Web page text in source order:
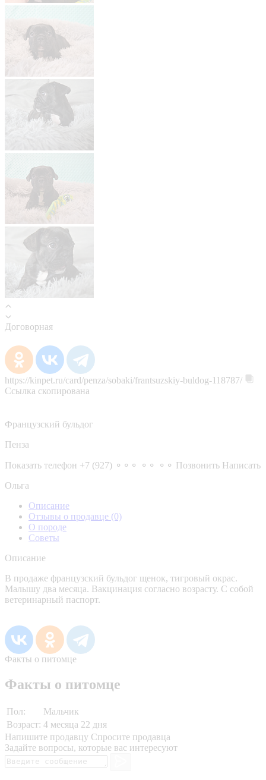
Договорная
https://kinpet.ru/card/penza/sobaki/frantsuzskiy-buldog-118787/
Ссылка скопирована
Французский бульдог
Пенза
Показать телефон +7 (927) ⚬⚬⚬ ⚬⚬ ⚬⚬ Позвонить Написать
Ольга
Описание
Отзывы о продавце (0)
О породе
Советы
Описание
В продаже французский бульдог щенок, тигровый окрас.
Малышу два месяца. Вакцинация согласно возрасту. С собой
ветеринарный паспорт.
Факты о питомце
Факты о питомце
Пол:
Мальчик
Возраст: 4 месяца 22 дня
Напишите продавцу Спросите продавца
Задайте вопросы, которые вас интересуют